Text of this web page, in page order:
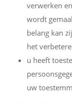
verwerken
wordt
belang kan
het
u heeft
uw